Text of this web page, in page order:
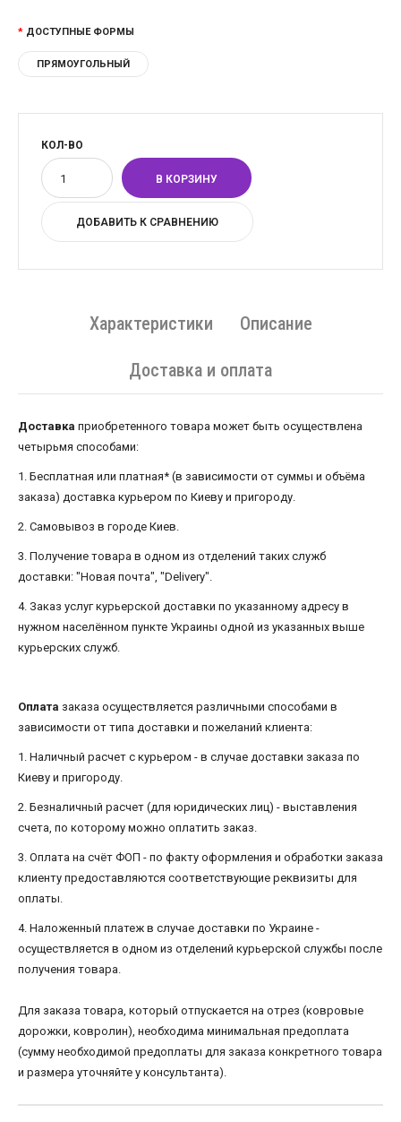
ДОСТУПНЫЕ ФОРМЫ
ПРЯМОУГОЛЬНЫЙ
КОЛ-ВО
ДОБАВИТЬ К СРАВНЕНИЮ
Характеристики Описание
Доставка и оплата
Доставка приобретенного товара может быть осуществлена ​​
четырьмя способами:
1. Бесплатная или платная* (в зависимости от суммы и объёма
заказа) доставка курьером по Киеву и пригороду.
2. Самовывоз в городе Киев.
3. Получение товара в одном из отделений таких служб
доставки: "Новая почта", "Delivery".
4. Заказ услуг курьерской доставки по указанному адресу в
нужном населённом пункте Украины одной из указанных выше
курьерских служб.
Оплата заказа осуществляется различными способами в
зависимости от типа доставки и пожеланий клиента:
1. Наличный расчет с курьером - в случае доставки заказа по
Киеву и пригороду.
2. Безналичный расчет (для юридических лиц) - выставления
счета, по которому можно оплатить заказ.
3. Оплата на счёт ФОП - по факту оформления и обработки заказа
клиенту предоставляются соответствующие реквизиты для
оплаты.
4. Наложенный платеж в случае доставки по Украине -
осуществляется в одном из отделений курьерской службы после
получения товара.
Для заказа товара, который отпускается на отрез (ковровые
дорожки, ковролин), необходима минимальная предоплата
(сумму необходимой предоплаты для заказа конкретного товара
и размера уточняйте у консультанта).